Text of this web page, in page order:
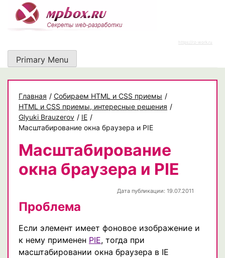
content
https://rz-work.ru
Primary Menu
Главная / Собираем HTML и CSS приемы /
HTML и CSS приемы, интересные решения /
Glyuki Brauzerov / IE /
Масштабирование окна браузера и PIE
Масштабирование
окна браузера и PIE
Дата публикации: 19.07.2011
Проблема
Если элемент имеет фоновое изображение и
к нему применен PIE, тогда при
масштабировании окна браузера в IE